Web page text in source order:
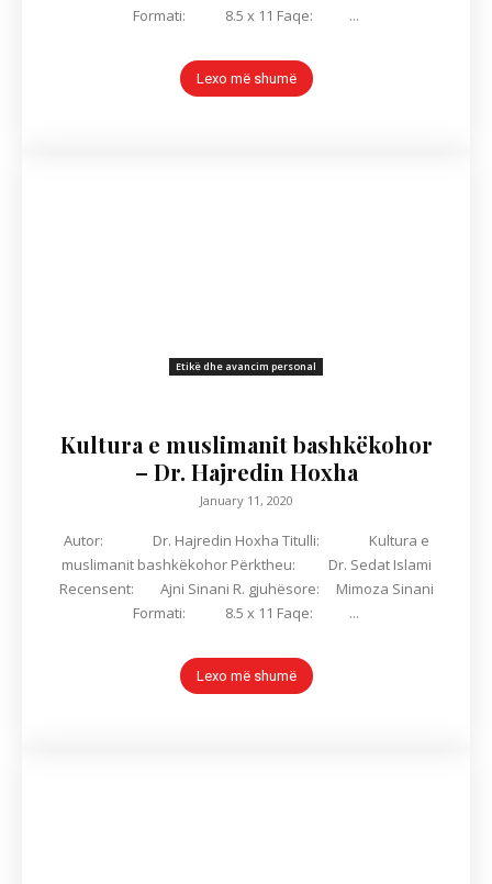
Formati: 8.5 x 11 Faqe: ...
Lexo më shumë
Etikë dhe avancim personal
Kultura e muslimanit bashkëkohor
– Dr. Hajredin Hoxha
January 11, 2020
Autor: Dr. Hajredin Hoxha Titulli: Kultura e
muslimanit bashkëkohor Përktheu: Dr. Sedat Islami
Recensent: Ajni Sinani R. gjuhësore: Mimoza Sinani
Formati: 8.5 x 11 Faqe: ...
Lexo më shumë